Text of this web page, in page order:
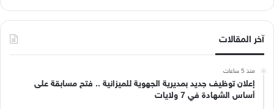
آخر المقالات
منذ 5 ساعات
إعلان توظيف جديد بمديرية الجهوية للميزانية .. فتح مسابقة على
أساس الشهادة في 7 ولايات